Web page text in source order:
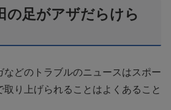
の足がアザだらけら
などのトラブルのニュースはスポー
り上げられることはよくあること